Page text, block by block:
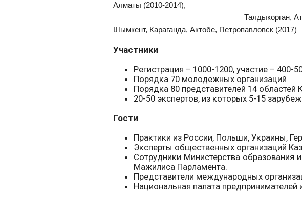
Алматы (2010-
Талдыкорган,
Шымкент, Караганда, Актобе, Петропавловск (2017)
Участники
Регистрация – 1000-1200, участие – 400-
Порядка 70 молодежных организаций
Порядка 80 представителей 14 областей
20-50 экспертов, из которых 5-15
Гости
Практики из России, Польши, Украины,
Эксперты общественных организаций
Сотрудники Министерства
Мажилиса Парламента.
Представители международных
Национальная палата предпринимателей